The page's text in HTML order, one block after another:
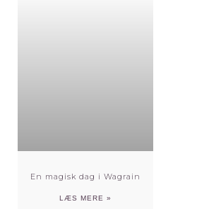
En magisk dag i Wagrain
LÆS MERE »